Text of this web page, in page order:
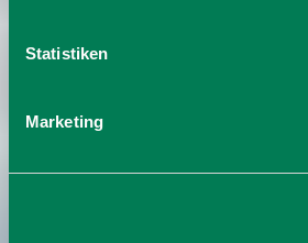
Statistiken
Marketing